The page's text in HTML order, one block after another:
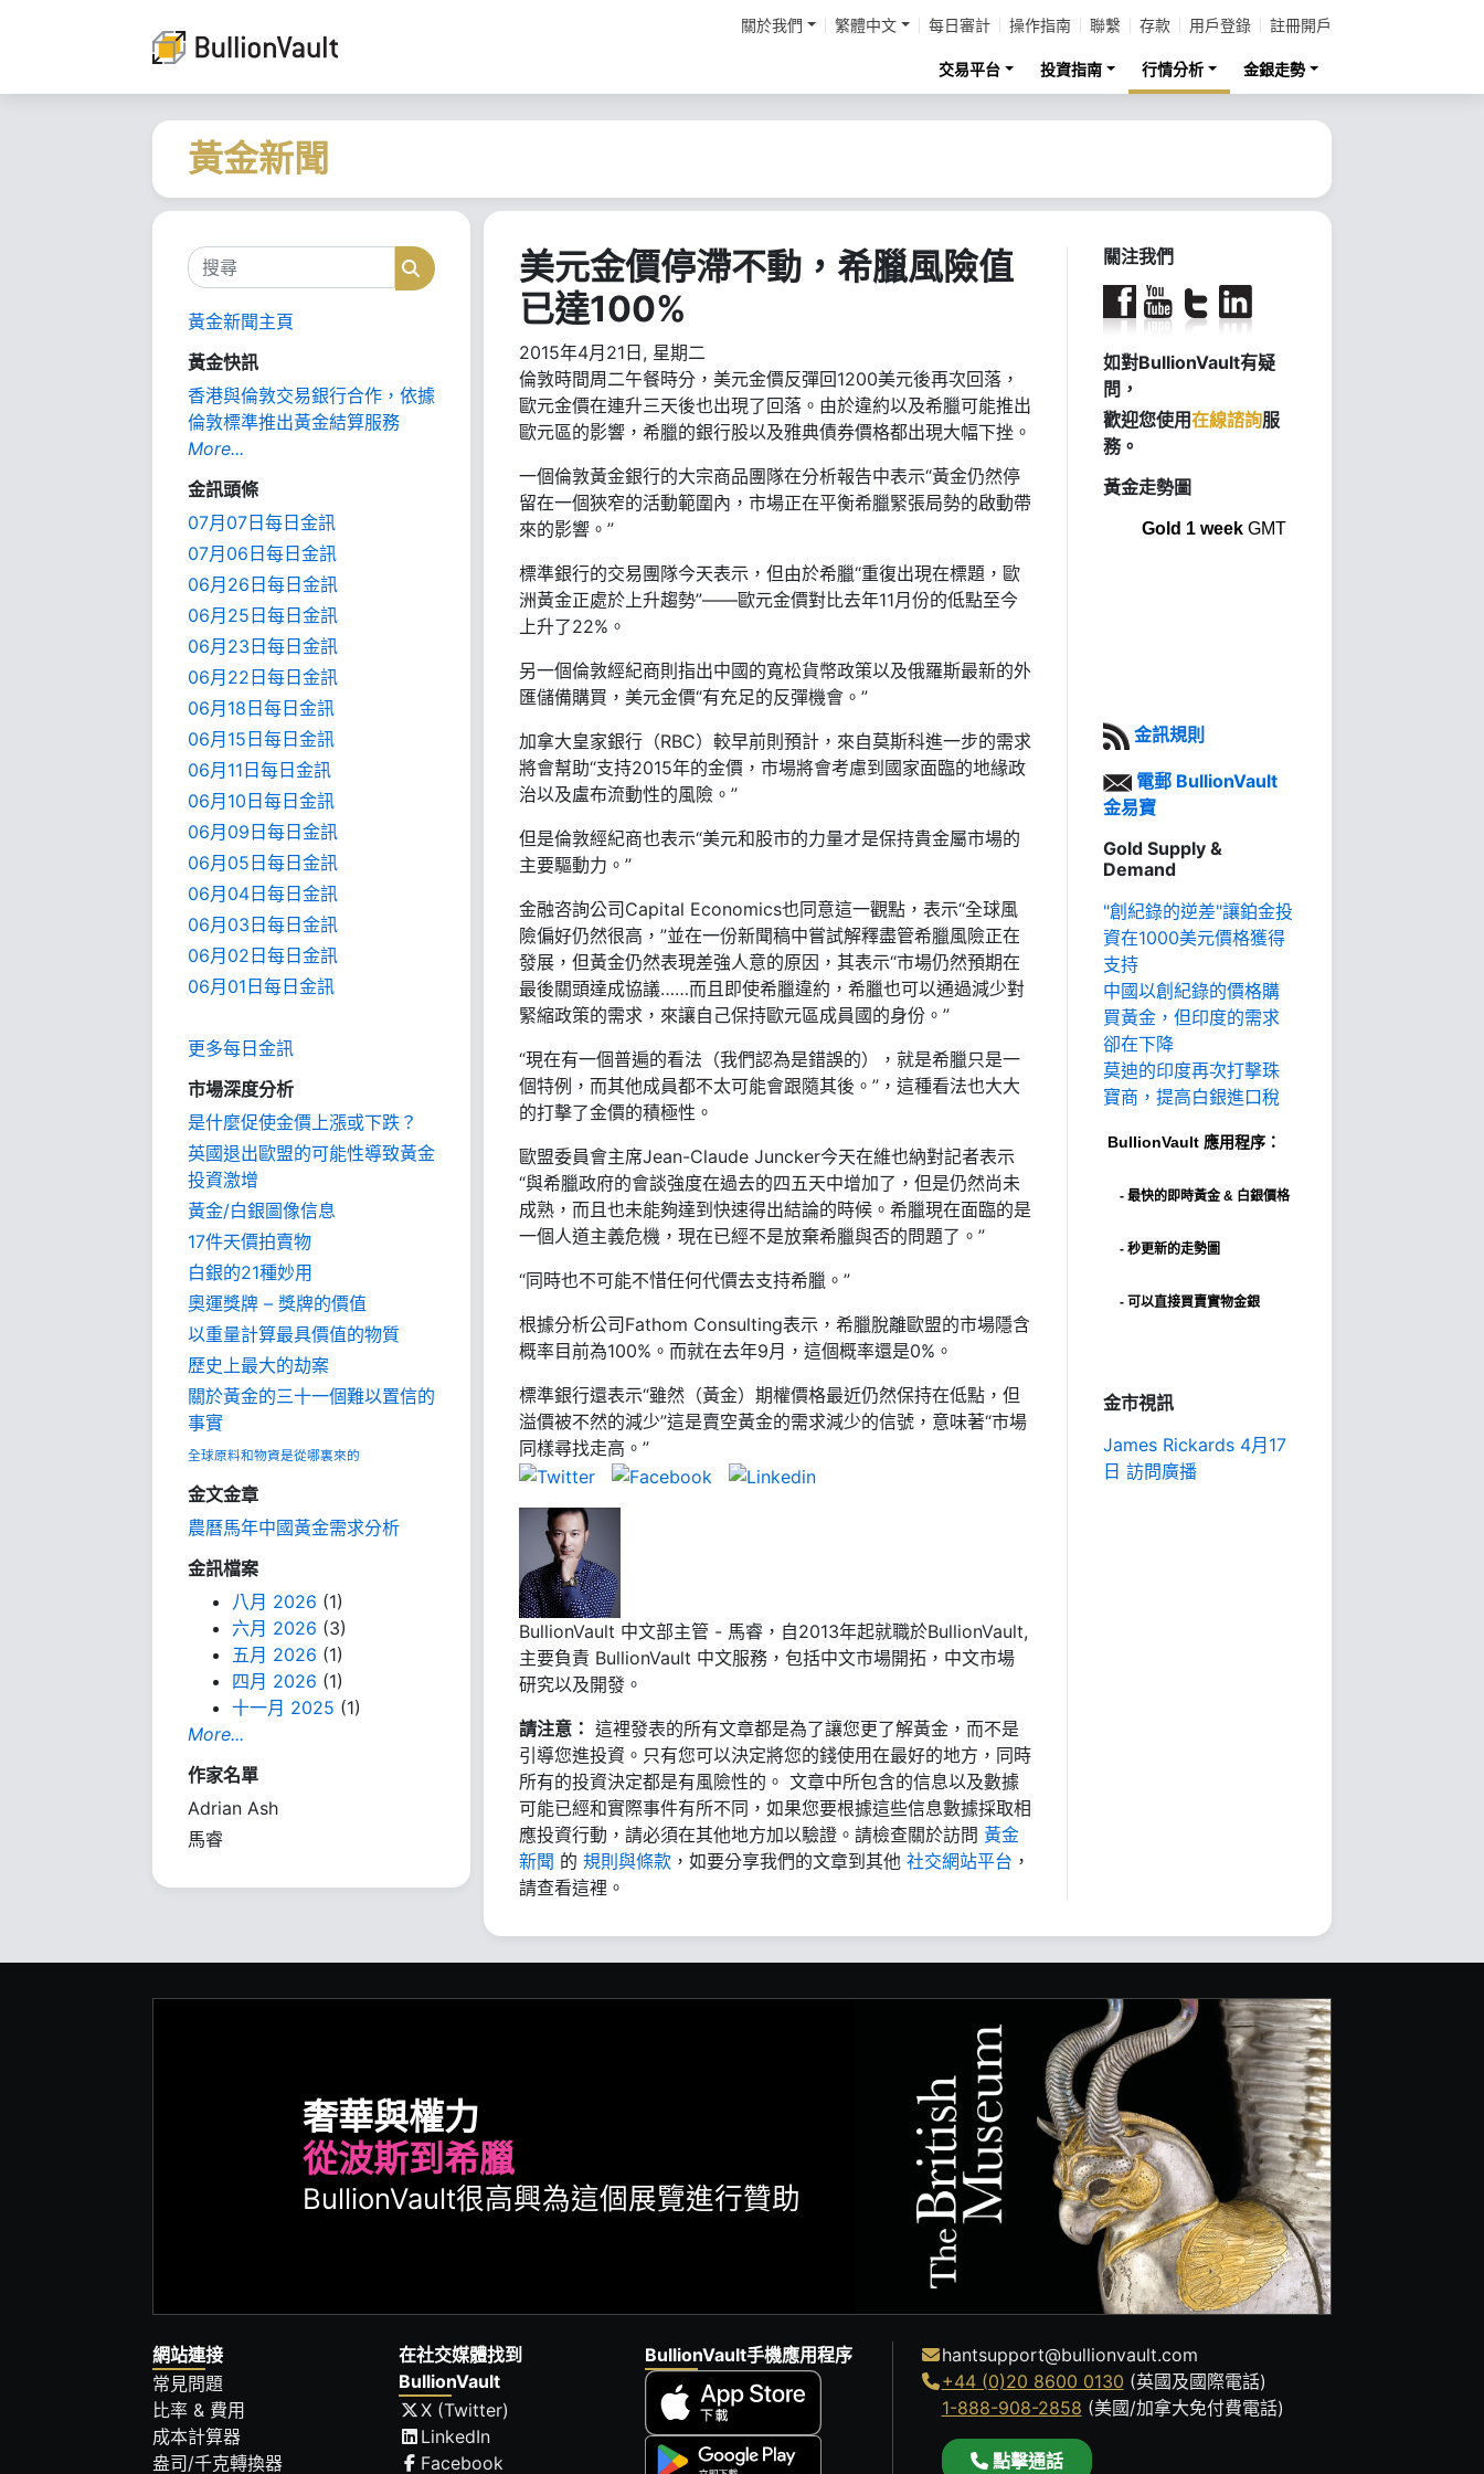
關於我們 繁體中文 每日審計 操作指南 聯繫 存款 用戶登錄 註冊開戶
交易平台 投資指南 行情分析 金銀走勢
黃金新聞
搜尋 搜尋
黃金新聞主頁
黃金快訊
香港與倫敦交易銀行合作，依據
倫敦標準推出黃金結算服務
More...
金訊頭條
07月07日每日金訊
07月06日每日金訊
06月26日每日金訊
06月25日每日金訊
06月23日每日金訊
06月22日每日金訊
06月18日每日金訊
06月15日每日金訊
06月11日每日金訊
06月10日每日金訊
06月09日每日金訊
06月05日每日金訊
06月04日每日金訊
06月03日每日金訊
06月02日每日金訊
06月01日每日金訊
更多每日金訊
市場深度分析
是什麼促使金價上漲或下跌？
英國退出歐盟的可能性導致黃金
投資激增
黃金/白銀圖像信息
17件天價拍賣物
白銀的21種妙用
奧運獎牌 – 獎牌的價值
以重量計算最具價值的物質
歷史上最大的劫案
關於黃金的三十一個難以置信的
事實
全球原料和物資是從哪裏來的
金文金章
農曆馬年中國黃金需求分析
金訊檔案
八月 2026 (1)
六月 2026 (3)
五月 2026 (1)
四月 2026 (1)
十一月 2025 (1)
More...
作家名單
Adrian Ash
馬睿
美元金價停滯不動，希臘風險值
已達100%
2015年4月21日, 星期二
倫敦時間周二午餐時分，美元金價反彈回1200美元後再次回落，
歐元金價在連升三天後也出現了回落。由於違約以及希臘可能推出
歐元區的影響，希臘的銀行股以及雅典債券價格都出現大幅下挫。
一個倫敦黃金銀行的大宗商品團隊在分析報告中表示“黃金仍然停
留在一個狹窄的活動範圍內，市場正在平衡希臘緊張局勢的啟動帶
來的影響。”
標準銀行的交易團隊今天表示，但由於希臘“重復出現在標題，歐
洲黃金正處於上升趨勢”——歐元金價對比去年11月份的低點至今
上升了22%。
另一個倫敦經紀商則指出中國的寬松貨幣政策以及俄羅斯最新的外
匯儲備購買，美元金價“有充足的反彈機會。”
加拿大皇家銀行（RBC）較早前則預計，來自莫斯科進一步的需求
將會幫助“支持2015年的金價，市場將會考慮到國家面臨的地緣政
治以及盧布流動性的風險。”
但是倫敦經紀商也表示“美元和股市的力量才是保持貴金屬市場的
主要驅動力。”
金融咨詢公司Capital Economics也同意這一觀點，表示“全球風
險偏好仍然很高，”並在一份新聞稿中嘗試解釋盡管希臘風險正在
發展，但黃金仍然表現差強人意的原因，其表示“市場仍然預期在
最後關頭達成協議……而且即使希臘違約，希臘也可以通過減少對
緊縮政策的需求，來讓自己保持歐元區成員國的身份。”
“現在有一個普遍的看法（我們認為是錯誤的），就是希臘只是一
個特例，而其他成員都不太可能會跟隨其後。”，這種看法也大大
的打擊了金價的積極性。
歐盟委員會主席Jean-Claude Juncker今天在維也納對記者表示
“與希臘政府的會談強度在過去的四五天中增加了，但是仍然尚未
成熟，而且也未能夠達到快速得出結論的時候。希臘現在面臨的是
一個人道主義危機，現在已經不是放棄希臘與否的問題了。”
“同時也不可能不惜任何代價去支持希臘。”
根據分析公司Fathom Consulting表示，希臘脫離歐盟的市場隱含
概率目前為100%。而就在去年9月，這個概率還是0%。
標準銀行還表示“雖然（黃金）期權價格最近仍然保持在低點，但
溢價被不然的減少”這是賣空黃金的需求減少的信號，意味著“市場
同樣尋找走高。”
BullionVault 中文部主管 - 馬睿，自2013年起就職於BullionVault,
主要負責 BullionVault 中文服務，包括中文市場開拓，中文市場
研究以及開發。
請注意： 這裡發表的所有文章都是為了讓您更了解黃金，而不是
引導您進投資。只有您可以決定將您的錢使用在最好的地方，同時
所有的投資決定都是有風險性的。 文章中所包含的信息以及數據
可能已經和實際事件有所不同，如果您要根據這些信息數據採取相
應投資行動，請必須在其他地方加以驗證。請檢查關於訪問 黃金
新聞 的 規則與條款 ，如要分享我們的文章到其他 社交網站平台 ，
請查看這裡。
關注我們
如對BullionVault有疑
問，
歡迎您使用在線諮詢服
務。
黃金走勢圖
Gold 1 weekGMT
金訊規則
電郵 BullionVault
金易寶
Gold Supply &
Demand
"創紀錄的逆差"讓鉑金投
資在1000美元價格獲得
支持
中國以創紀錄的價格購
買黃金，但印度的需求
卻在下降
莫迪的印度再次打擊珠
寶商，提高白銀進口稅
BullionVault 應用程序：
- 最快的即時黃金 & 白銀價格
- 秒更新的走勢圖
- 可以直接買賣實物金銀
金市視訊
James Rickards 4月17
日 訪問廣播
奢華與權力
從波斯到希臘
BullionVault很高興為這個展覽進行贊助
網站連接
常見問題
比率 & 費用
成本計算器
盎司/千克轉換器
在社交媒體找到
BullionVault
X (Twitter)
LinkedIn
Facebook
BullionVault手機應用程序
hantsupport@bullionvault.com
+44 (0)20 8600 0130 (英國及國際電話)
1-888-908-2858 (美國/加拿大免付費電話)
點擊通話